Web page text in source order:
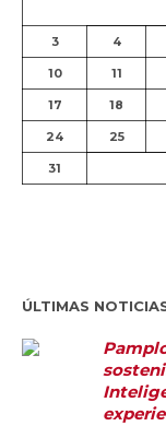
3 4
10 11
17 18
24 25
31
ÚLTIMAS